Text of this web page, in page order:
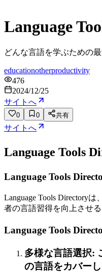
Language
どんな言語を学ぶための
educationotherproductivity
476
2024/12/25
サイトへ
0 0 共有
サイトへ
Language Tools
Language Tools
Language Tools Directory
者の言語習得を向上させ
Language Tools
多様な言語選択:
の言語をカバーし